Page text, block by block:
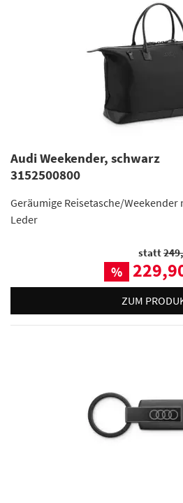
Audi Weekender, schwarz
3152500800
Geräumige Reisetasche/Weekender
Leder
statt
%
ZUM